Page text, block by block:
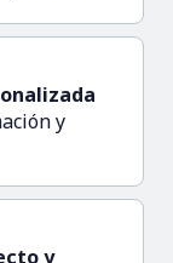
y
y